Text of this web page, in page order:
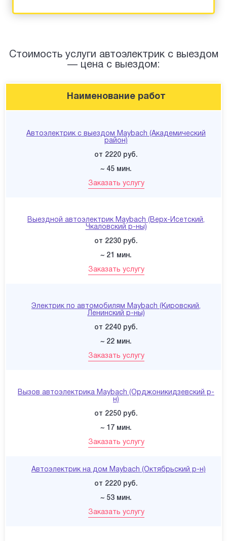
Стоимость услуги автоэлектрик с выездом
— цена с выездом:
Наименование работ
Автоэлектрик с выездом Maybach (Академический
район)
от 2220 руб.
~ 45 мин.
Заказать услугу
Выездной автоэлектрик Maybach (Верх-Исетский,
Чкаловский р-ны)
от 2230 руб.
~ 21 мин.
Заказать услугу
Электрик по автомобилям Maybach (Кировский,
Ленинский р-ны)
от 2240 руб.
~ 22 мин.
Заказать услугу
Вызов автоэлектрика Maybach (Орджоникидзевский р-
н)
от 2250 руб.
~ 17 мин.
Заказать услугу
Автоэлектрик на дом Maybach (Октябрьский р-н)
от 2220 руб.
~ 53 мин.
Заказать услугу